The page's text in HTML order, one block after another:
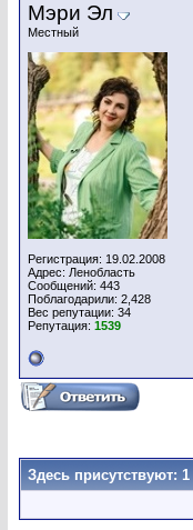
Мэри Эл
Местный
Регистрация: 19.02.2008
Адрес: Ленобласть
Сообщений: 443
Поблагодарили: 2,428
Вес репутации: 34
Репутация: 1539
Здесь присутствуют: 1